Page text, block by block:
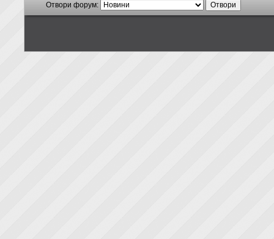
Отвори форум: